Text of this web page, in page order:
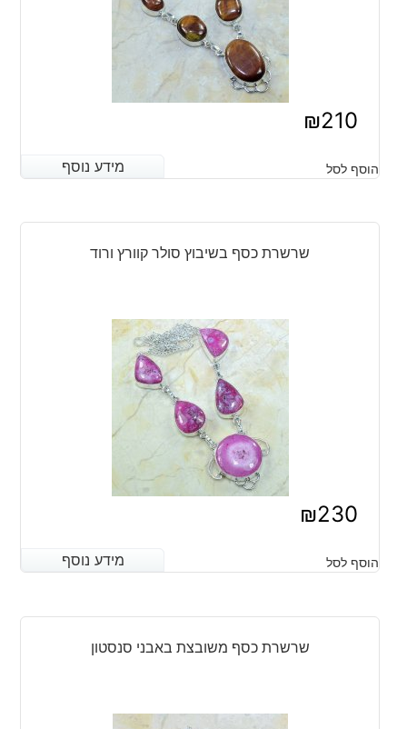
₪210
מידע נוסף הוסף לסל מידע נוסף
שרשרת כסף בשיבוץ סולר קוורץ ורוד
₪230
מידע נוסף הוסף לסל מידע נוסף
שרשרת כסף משובצת באבני סנסטון